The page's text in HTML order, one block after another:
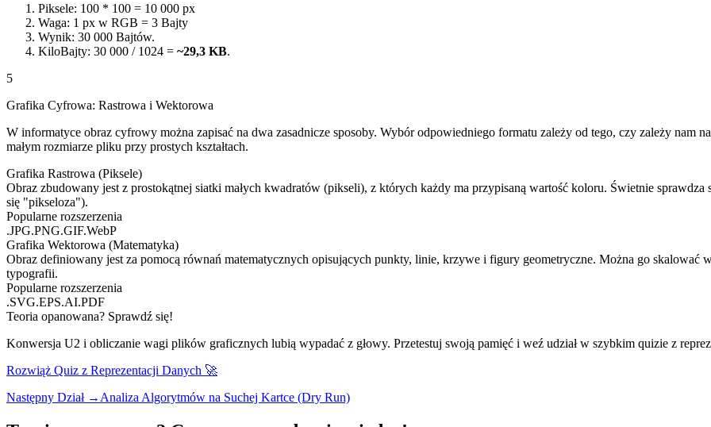
Piksele: 100 * 100 = 10 000 px
Waga: 1 px w RGB = 3 Bajty
Wynik: 30 000 Bajtów.
KiloBajty: 30 000 / 1024 = ~29,3 KB.
5
Grafika Cyfrowa: Rastrowa i Wektorowa
W informatyce obraz cyfrowy można zapisać na dwa zasadnicze sposoby. Wybór odpowiedniego formatu zależy od tego, czy zależy nam
małym rozmiarze pliku przy prostych kształtach.
Grafika Rastrowa (Piksele)
Obraz zbudowany jest z prostokątnej siatki małych kwadratów (pikseli), z których każdy ma przypisaną wartość koloru. Świetnie
się "pikseloza").
Popularne rozszerzenia
.JPG.PNG.GIF.WebP
Grafika Wektorowa (Matematyka)
Obraz definiowany jest za pomocą równań matematycznych opisujących punkty, linie, krzywe i figury geometryczne. Można go skalować
typografii.
Popularne rozszerzenia
.SVG.EPS.AI.PDF
Teoria opanowana? Sprawdź się!
Konwersja U2 i obliczanie wagi plików graficznych lubią wypadać z głowy. Przetestuj swoją pamięć i weź udział w szybkim quizie z
Rozwiąż Quiz z Reprezentacji Danych 🚀
Następny Dział → Analiza Algorytmów na Suchej Kartce (Dry Run)